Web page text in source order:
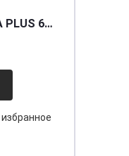
60
избранное